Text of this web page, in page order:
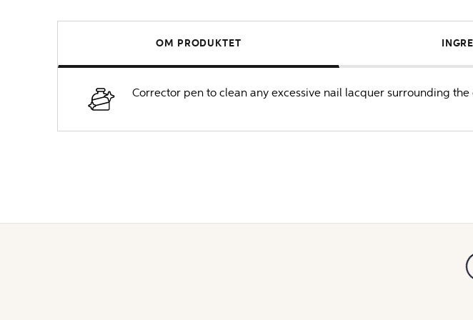
OM PRODUKTET
Corrector pen to clean any excessive nail lacquer surrounding